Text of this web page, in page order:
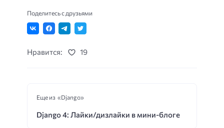
Поделитесь с друзьями
Нравится: 19
Еще из «Django»
Django 4: Лайки/дизлайки в мини-блоге